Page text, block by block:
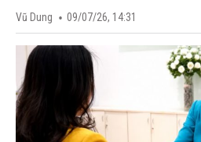
Vũ Dung 09/07/26, 14:31